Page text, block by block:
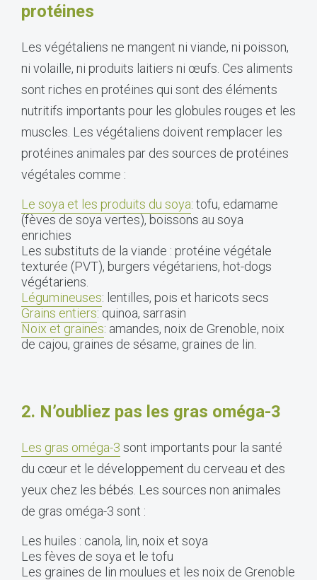
protéines
Les végétaliens ne mangent ni viande, ni poisson,
ni volaille, ni produits laitiers ni œufs. Ces aliments
sont riches en protéines qui sont des éléments
nutritifs importants pour les globules rouges et les
muscles. Les végétaliens doivent remplacer les
protéines animales par des sources de protéines
végétales comme :
L e soya et les produits du soya: tofu, edamame
(fèves de soya vertes), boissons au soya
enrichies
Les substituts de la viande : protéine végétale
texturée (PVT), burgers végétariens, hot-dogs
végétariens.
Légumineuses: lentilles, pois et haricots secs
Grains entiers: quinoa, sarrasin
Noix et graines: amandes, noix de Grenoble, noix
de cajou, graines de sésame, graines de lin.
2. N’oubliez pas les gras oméga-3
Les gras oméga-3 sont importants pour la santé
du cœur et le développement du cerveau et des
yeux chez les bébés. Les sources non animales
de gras oméga-3 sont :
Les huiles : canola, lin, noix et soya
Les fèves de soya et le tofu
Les graines de lin moulues et les noix de Grenoble